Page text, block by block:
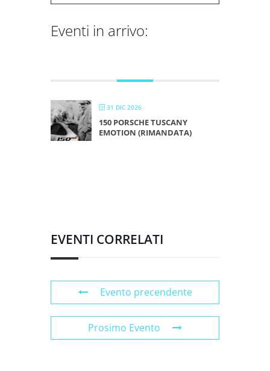
Eventi in arrivo:
31 DIC 2026
150 PORSCHE TUSCANY
EMOTION (RIMANDATA)
EVENTI CORRELATI
Evento precendente
Prosimo Evento